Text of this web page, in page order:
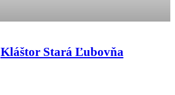
Kláštor Stará Ľubovňa